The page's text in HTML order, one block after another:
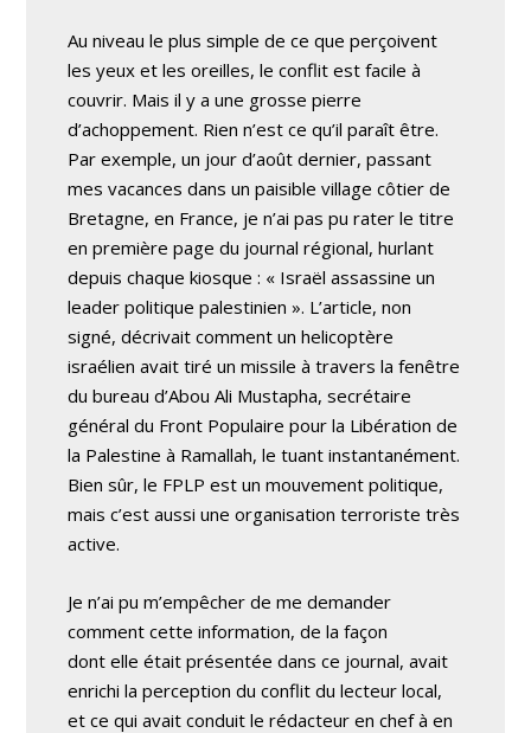
Au niveau le plus simple de ce que perçoivent
les yeux et les oreilles, le conflit est facile à
couvrir. Mais il y a une grosse pierre
d’achoppement. Rien n’est ce qu’il paraît être.
Par exemple, un jour d’août dernier, passant
mes vacances dans un paisible village côtier de
Bretagne, en France, je n’ai pas pu rater le titre
en première page du journal régional, hurlant
depuis chaque kiosque : « Israël assassine un
leader politique palestinien ». L’article, non
signé, décrivait comment un helicoptère
israélien avait tiré un missile à travers la fenêtre
du bureau d’Abou Ali Mustapha, secrétaire
général du Front Populaire pour la Libération de
la Palestine à Ramallah, le tuant instantanément.
Bien sûr, le FPLP est un mouvement politique,
mais c’est aussi une organisation terroriste très
active.
Je n’ai pu m’empêcher de me demander
comment cette information, de la façon
dont elle était présentée dans ce journal, avait
enrichi la perception du conflit du lecteur local,
et ce qui avait conduit le rédacteur en chef à en